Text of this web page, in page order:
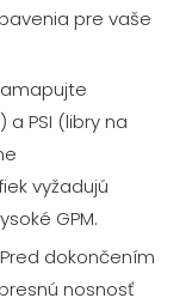
pre vaše
PSI (libry na
vyžadujú
GPM.
Pred dokončením
nosnosť